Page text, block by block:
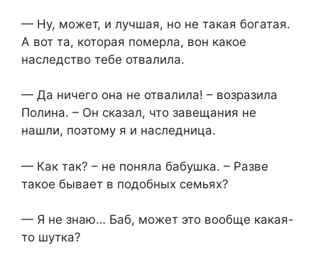
— Ну, может, и лучшая, но не такая богатая.
А вот та, которая померла, вон какое
наследство тебе отвалила.
— Да ничего она не отвалила! – возразила
Полина. – Он сказал, что завещания не
нашли, поэтому я и наследница.
— Как так? – не поняла бабушка. – Разве
такое бывает в подобных семьях?
— Я не знаю… Баб, может это вообще какая-
то шутка?